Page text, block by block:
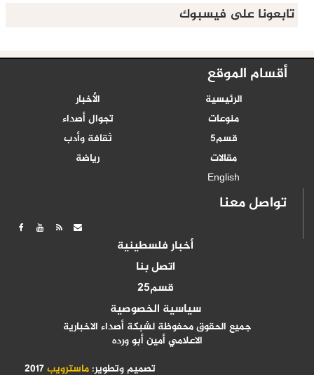
تابعونا على فيسبوك
أقسام الموقع
الرئيسية
الأخبار
منوعات
تجوال أصداء
قسم5
ثقافة وأدب
مقالات
رياضة
English
تواصل معنا
أخبار فلسطينية
اتصل بنا
قسم25
سياسية الخصوصية
جميع الحقوق محفوظة لشبكة أصداء الاخبارية
الاعلامي أمين أبو ورده
تصميم وتطوير:ماسترويب